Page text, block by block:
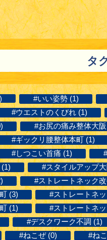
タ
#いい姿勢 (1)
#ウエストのくびれ (1)
#お尻の痛み整体大
#ギックリ腰整体本町 (1)
#しつこい首痛 (1)
#スタイルアップ
#ストレートネック
(3)
#ストレートネ
(1)
#ストレートネ
#デスクワーク不調 (1)
#ねこぜ (0) #ね